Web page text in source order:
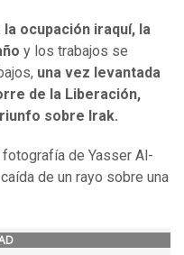
ocupación iraquí, la
y los trabajos se
una vez levantada
de la Liberación,
sobre Irak.
de Yasser Al-
de un rayo sobre una